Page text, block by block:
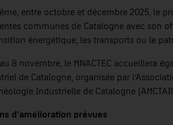
entre octobre et décembre 2025, le
communes de Catalogne avec son
énergétique, les transports ou le
8 novembre, le MNACTEC accueillera
de Catalogne, organisée par
Industrielle de Catalogne
d’amélioration prévues